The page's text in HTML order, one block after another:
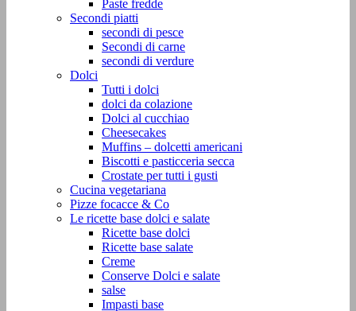
Paste fredde
Secondi piatti
secondi di pesce
Secondi di carne
secondi di verdure
Dolci
Tutti i dolci
dolci da colazione
Dolci al cucchiao
Cheesecakes
Muffins – dolcetti americani
Biscotti e pasticceria secca
Crostate per tutti i gusti
Cucina vegetariana
Pizze focacce & Co
Le ricette base dolci e salate
Ricette base dolci
Ricette base salate
Creme
Conserve Dolci e salate
salse
Impasti base